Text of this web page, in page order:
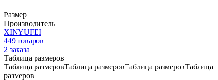
Размер
Производитель
XINYUFEI
449 товаров
2 заказа
Таблица размеров
Таблица размеровТаблица размеровТаблица размеровТаблица
размеров